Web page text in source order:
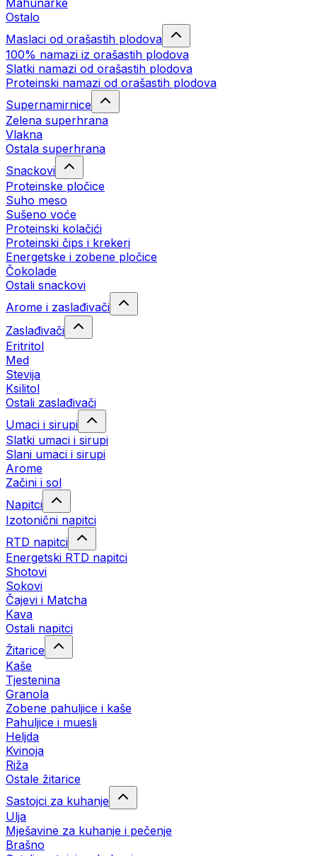
Mahunarke
Ostalo
Maslaci od orašastih plodova
100% namazi iz orašastih plodova
Slatki namazi od orašastih plodova
Proteinski namazi od orašastih plodova
Supernamirnice
Zelena superhrana
Vlakna
Ostala superhrana
Snackovi
Proteinske pločice
Suho meso
Sušeno voće
Proteinski kolačići
Proteinski čips i krekeri
Energetske i zobene pločice
Čokolade
Ostali snackovi
Arome i zaslađivači
Zaslađivači
Eritritol
Med
Stevija
Ksilitol
Ostali zaslađivači
Umaci i sirupi
Slatki umaci i sirupi
Slani umaci i sirupi
Arome
Začini i sol
Napitci
Izotonični napitci
RTD napitci
Energetski RTD napitci
Shotovi
Sokovi
Čajevi i Matcha
Kava
Ostali napitci
Žitarice
Kaše
Tjestenina
Granola
Zobene pahuljice i kaše
Pahuljice i muesli
Heljda
Kvinoja
Riža
Ostale žitarice
Sastojci za kuhanje
Ulja
Mješavine za kuhanje i pečenje
Brašno